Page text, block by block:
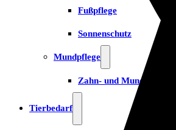
Fußpflege
Sonnenschutz
Mundpflege
Zahn- und Mundpflege
Tierbedarf